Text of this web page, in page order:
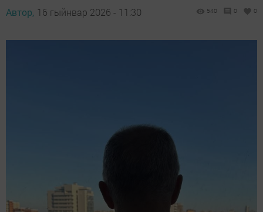
Автор, 16 гыйнвар 2026 - 11:30 540 0 0